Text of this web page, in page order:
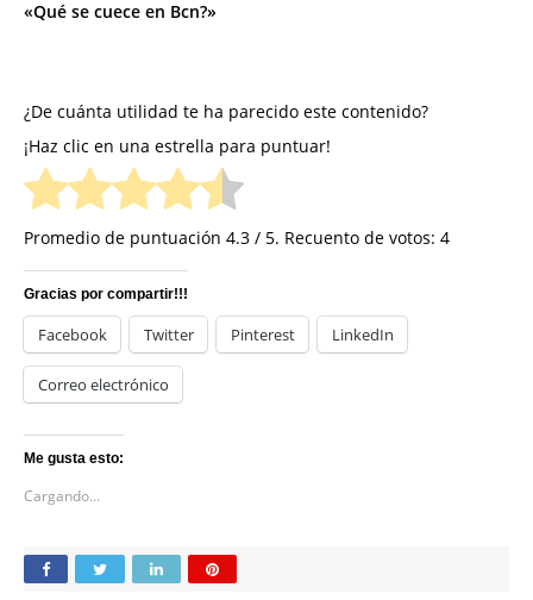
«Qué se cuece en Bcn?»
¿De cuánta utilidad te ha parecido este contenido?
¡Haz clic en una estrella para puntuar!
Promedio de puntuación 4.3 / 5. Recuento de votos: 4
Gracias por compartir!!!
Facebook Twitter Pinterest LinkedIn
Correo electrónico
Me gusta esto:
Cargando...